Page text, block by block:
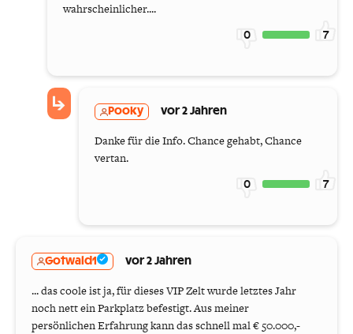
wahrscheinlicher....
0 7
Pooky vor 2 Jahren
Danke für die Info. Chance gehabt, Chance
vertan.
0 7
Gotwald1 vor 2 Jahren
... das coole ist ja, für dieses VIP Zelt wurde letztes Jahr
noch nett ein Parkplatz befestigt. Aus meiner
persönlichen Erfahrung kann das schnell mal € 50.000,-